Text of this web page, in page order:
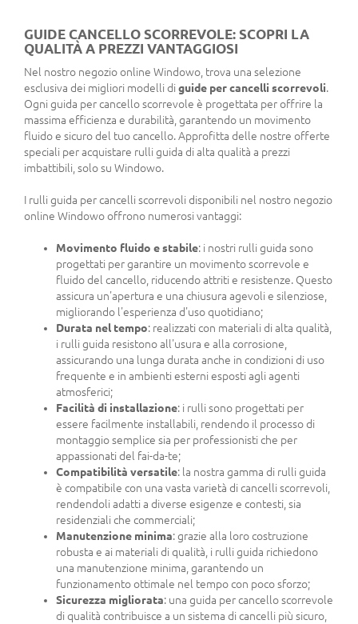
GUIDE CANCELLO SCORREVOLE: SCOPRI LA
QUALITÀ A PREZZI VANTAGGIOSI
Nel nostro negozio online Windowo, trova una selezione
esclusiva dei migliori modelli diguide per cancelli scorrevoli.
Ogni guida per cancello scorrevole è progettata per offrire la
massima efficienza e durabilità, garantendo un movimento
fluido e sicuro del tuo cancello. Approfitta delle nostre offerte
speciali per acquistare rulli guida di alta qualità a prezzi
imbattibili, solo su Windowo.
I rulli guida per cancelli scorrevoli disponibili nel nostro negozio
online Windowo offrono numerosi vantaggi:
Movimento fluido e stabile: i nostri rulli guida sono
progettati per garantire un movimento scorrevole e
fluido del cancello, riducendo attriti e resistenze. Questo
assicura un'apertura e una chiusura agevoli e silenziose,
migliorando l'esperienza d'uso quotidiano;
Durata nel tempo: realizzati con materiali di alta qualità,
i rulli guida resistono all'usura e alla corrosione,
assicurando una lunga durata anche in condizioni di uso
frequente e in ambienti esterni esposti agli agenti
atmosferici;
Facilità di installazione: i rulli sono progettati per
essere facilmente installabili, rendendo il processo di
montaggio semplice sia per professionisti che per
appassionati del fai-da-te;
Compatibilità versatile: la nostra gamma di rulli guida
è compatibile con una vasta varietà di cancelli scorrevoli,
rendendoli adatti a diverse esigenze e contesti, sia
residenziali che commerciali;
Manutenzione minima: grazie alla loro costruzione
robusta e ai materiali di qualità, i rulli guida richiedono
una manutenzione minima, garantendo un
funzionamento ottimale nel tempo con poco sforzo;
Sicurezza migliorata: una guida per cancello scorrevole
di qualità contribuisce a un sistema di cancelli più sicuro,